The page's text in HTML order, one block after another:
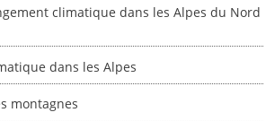
climatique dans les Alpes du Nord
dans les Alpes
montagnes